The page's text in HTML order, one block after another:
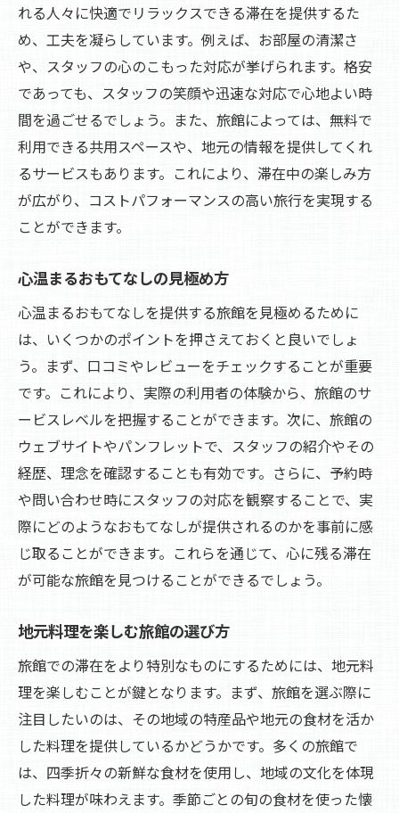
れる人々に快適でリラックスできる滞在を提供するた
め、工夫を凝らしています。例えば、お部屋の清潔さ
や、スタッフの心のこもった対応が挙げられます。格安
であっても、スタッフの笑顔や迅速な対応で心地よい時
間を過ごせるでしょう。また、旅館によっては、無料で
利用できる共用スペースや、地元の情報を提供してくれ
るサービスもあります。これにより、滞在中の楽しみ方
が広がり、コストパフォーマンスの高い旅行を実現する
ことができます。
心温まるおもてなしの見極め方
心温まるおもてなしを提供する旅館を見極めるために
は、いくつかのポイントを押さえておくと良いでしょ
う。まず、口コミやレビューをチェックすることが重要
です。これにより、実際の利用者の体験から、旅館のサ
ービスレベルを把握することができます。次に、旅館の
ウェブサイトやパンフレットで、スタッフの紹介やその
経歴、理念を確認することも有効です。さらに、予約時
や問い合わせ時にスタッフの対応を観察することで、実
際にどのようなおもてなしが提供されるのかを事前に感
じ取ることができます。これらを通じて、心に残る滞在
が可能な旅館を見つけることができるでしょう。
地元料理を楽しむ旅館の選び方
旅館での滞在をより特別なものにするためには、地元料
理を楽しむことが鍵となります。まず、旅館を選ぶ際に
注目したいのは、その地域の特産品や地元の食材を活か
した料理を提供しているかどうかです。多くの旅館で
は、四季折々の新鮮な食材を使用し、地域の文化を体現
した料理が味わえます。季節ごとの旬の食材を使った懐